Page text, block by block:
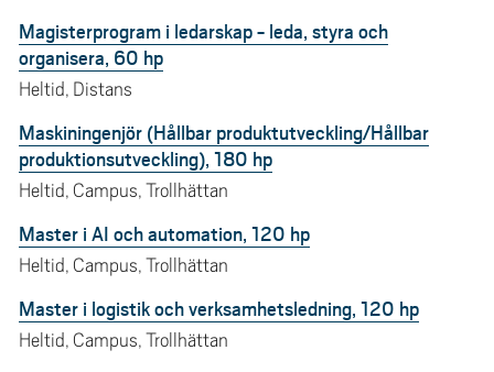
Magisterprogram i ledarskap - leda, styra och
organisera, 60 hp
Heltid, Distans
Maskiningenjör (Hållbar produktutveckling/Hållbar
produktionsutveckling), 180 hp
Heltid, Campus, Trollhättan
Master i AI och automation, 120 hp
Heltid, Campus, Trollhättan
Master i logistik och verksamhetsledning, 120 hp
Heltid, Campus, Trollhättan